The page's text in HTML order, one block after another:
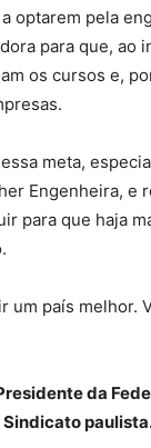
optarem pela
para que, ao
os cursos e,
meta,
Engenheira, e
para que haja
um país melhor.
da
Sindicato